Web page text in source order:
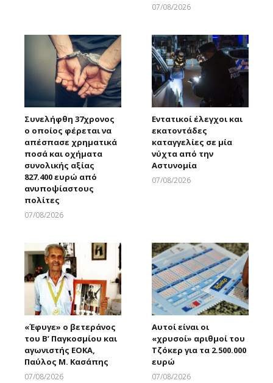
07/08/2026
Συνελήφθη 37χρονος
ο οποίος φέρεται να
απέσπασε χρηματικά
ποσά και οχήματα
συνολικής αξίας
827.400 ευρώ από
ανυποψίαστους
πολίτες
07/08/2026
Εντατικοί έλεγχοι και
εκατοντάδες
καταγγελίες σε μία
νύχτα από την
Αστυνομία
07/08/2026
«Έφυγε» ο βετεράνος
του Β’ Παγκοσμίου και
αγωνιστής ΕΟΚΑ,
Παύλος Μ. Κασάπης
07/08/2026
Αυτοί είναι οι
«χρυσοί» αριθμοί του
Τζόκερ για τα 2.500.000
ευρώ
07/08/2026